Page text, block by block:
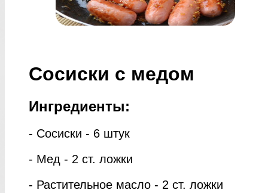
Сосиски с медом
Ингредиенты:
- Сосиски - 6 штук
- Мед - 2 ст. ложки
- Растительное масло - 2 ст. ложки